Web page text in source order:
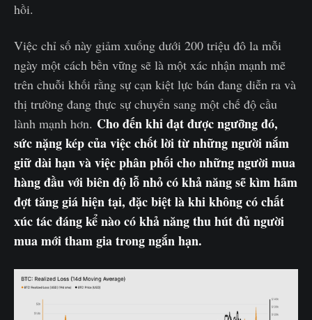
hồi.
Việc chỉ số này giảm xuống dưới 200 triệu đô la mỗi
ngày một cách bền vững sẽ là một xác nhận mạnh mẽ
trên chuỗi khối rằng sự cạn kiệt lực bán đang diễn ra và
thị trường đang thực sự chuyển sang một chế độ cầu
lành mạnh hơn. Cho đến khi đạt được ngưỡng đó,
sức nặng kép của việc chốt lời từ những người nắm
giữ dài hạn và việc phân phối cho những người mua
hàng đầu với biên độ lỗ nhỏ có khả năng sẽ kìm hãm
đợt tăng giá hiện tại, đặc biệt là khi không có chất
xúc tác đáng kể nào có khả năng thu hút đủ người
mua mới tham gia trong ngắn hạn.